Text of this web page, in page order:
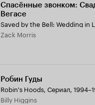
Спасённые звонком:
Вегасе
Saved by the Bell: Wedding in
Zack Morris
Робин Гуды
Robin's Hoods, Сериал,
Billy Higgins